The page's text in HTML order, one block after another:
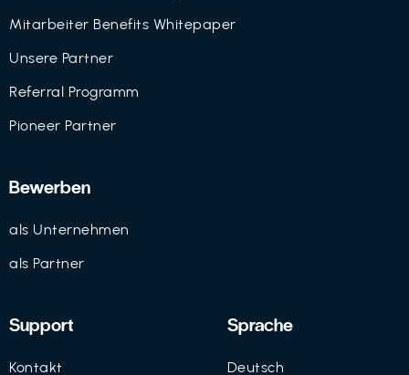
Mitarbeiter Benefits Whitepaper
Unsere Partner
Referral Programm
Pioneer Partner
Bewerben
als Unternehmen
als Partner
Support
Kontakt
Sprache
Deutsch